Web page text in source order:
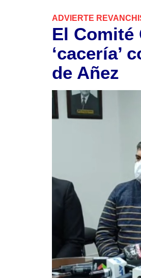
ADVIERTE
El Comité
‘cacería’
de Añez